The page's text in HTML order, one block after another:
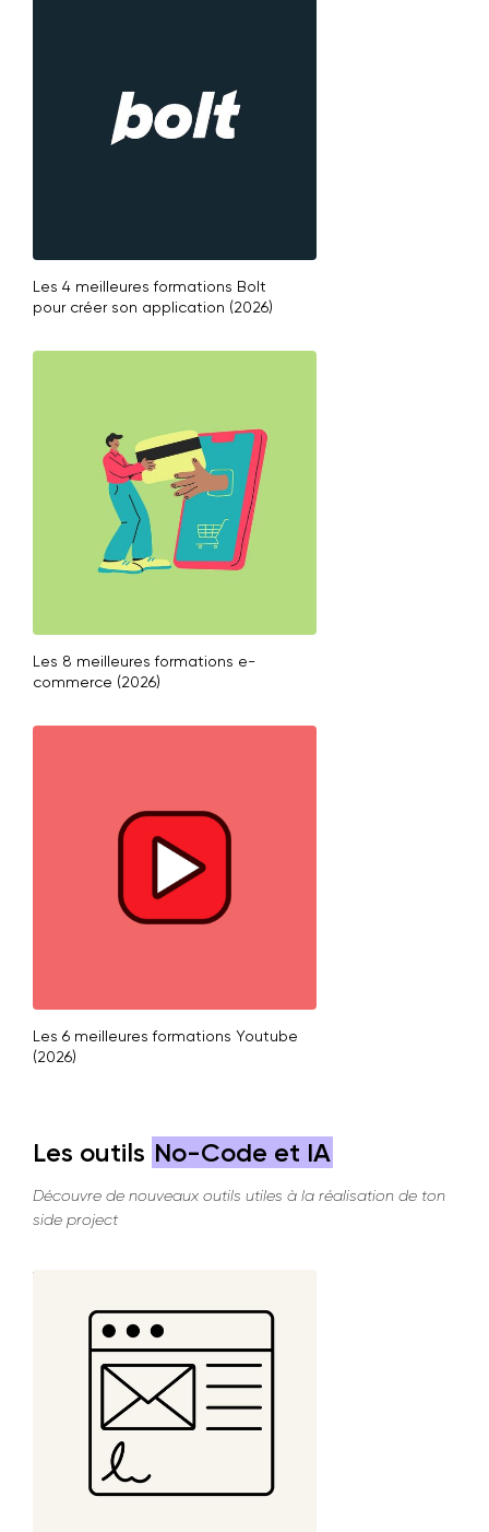
Les 4 meilleures formations Bolt
pour créer son application (2026)
Les 8 meilleures formations e-
commerce (2026)
Les 6 meilleures formations Youtube
(2026)
Les outils No-Code et IA
Découvre de nouveaux outils utiles à la réalisation de ton
side project
Voir plus